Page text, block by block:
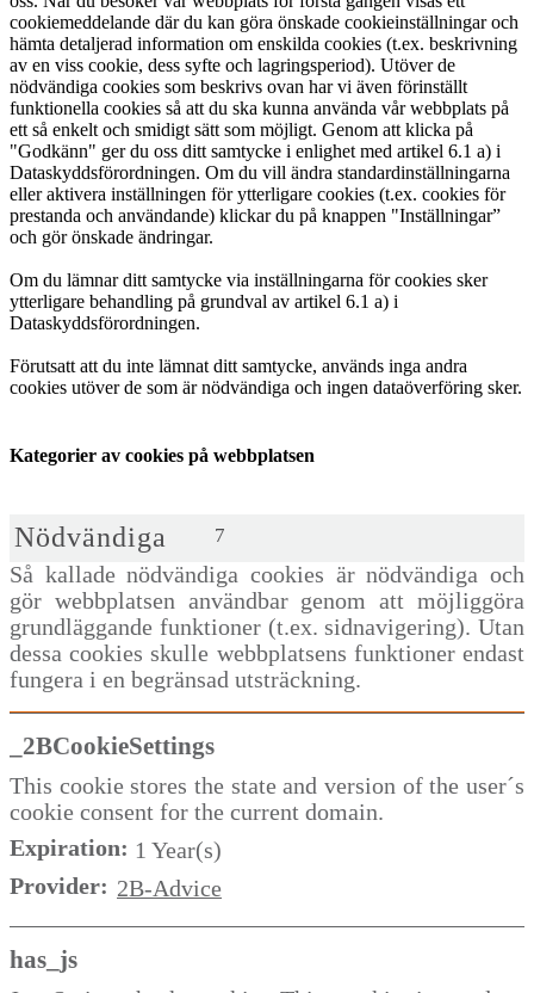
cookiemeddelande där du kan göra önskade cookieinställningar och
hämta detaljerad information om enskilda cookies (t.ex. beskrivning
av en viss cookie, dess syfte och lagringsperiod). Utöver de
nödvändiga cookies som beskrivs ovan har vi även förinställt
funktionella cookies så att du ska kunna använda vår webbplats på
ett så enkelt och smidigt sätt som möjligt. Genom att klicka på
"Godkänn" ger du oss ditt samtycke i enlighet med artikel 6.1 a) i
Dataskyddsförordningen. Om du vill ändra standardinställningarna
eller aktivera inställningen för ytterligare cookies (t.ex. cookies för
prestanda och användande) klickar du på knappen "Inställningar”
och gör önskade ändringar.
Om du lämnar ditt samtycke via inställningarna för cookies sker
ytterligare behandling på grundval av artikel 6.1 a) i
Dataskyddsförordningen.
Förutsatt att du inte lämnat ditt samtycke, används inga andra
cookies utöver de som är nödvändiga och ingen dataöverföring sker.
Kategorier av cookies på webbplatsen
Nödvändiga 7
Så kallade nödvändiga cookies är nödvändiga och
gör webbplatsen användbar genom att möjliggöra
grundläggande funktioner (t.ex. sidnavigering). Utan
dessa cookies skulle webbplatsens funktioner endast
fungera i en begränsad utsträckning.
_2BCookieSettings
This cookie stores the state and version of the user´s
cookie consent for the current domain.
Expiration: 1 Year(s)
Provider: 2B-Advice
has_js